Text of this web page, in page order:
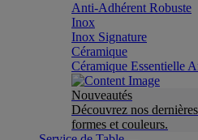
Anti-Adhérent Robuste
Inox
Inox Signature
Céramique
Céramique Essentielle
Nouveautés
Découvrez nos
formes et couleurs.